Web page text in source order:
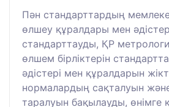
Пән стандарттардың
өлшеу құралдары мен
стандарттауды, ҚР
өлшем бірліктерін
әдістері мен құралдарын
нормалардың сақталуын
таралуын бақылауды, өнімге